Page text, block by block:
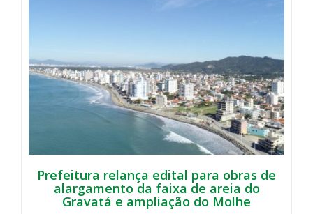
Prefeitura relança edital para obras de
alargamento da faixa de areia do
Gravatá e ampliação do Molhe